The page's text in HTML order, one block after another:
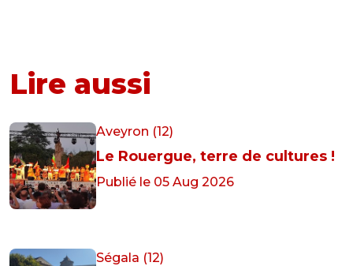
Lire aussi
Aveyron (12)
Le Rouergue, terre de cultures !
Publié le 05 Aug 2026
Ségala (12)